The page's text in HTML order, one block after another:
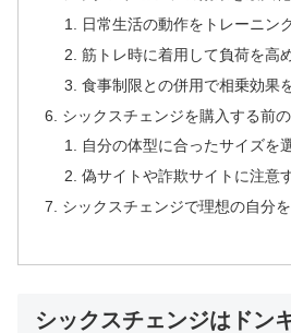
日常生活の動作をトレーニン
筋トレ時に着用して負荷を高
食事制限との併用で相乗効果
シックスチェンジを購入する前
自分の体型に合ったサイズを
偽サイトや詐欺サイトに注意
シックスチェンジで理想の自分
シックスチェンジはドン